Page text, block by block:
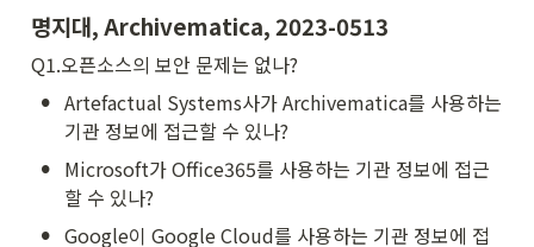
명지대, Archivematica, 2023-0513
Q1.오픈소스의 보안 문제는 없나?
• Artefactual Systems사가 Archivematica를 사용하는
기관 정보에 접근할 수 있나?
• Microsoft가 Office365를 사용하는 기관 정보에 접근
할 수 있나?
• Google이 Google Cloud를 사용하는 기관 정보에 접